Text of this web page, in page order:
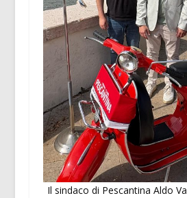
Il sindaco di Pescantina Aldo